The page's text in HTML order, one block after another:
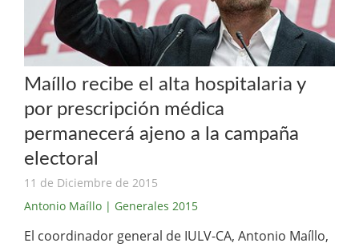
Maíllo recibe el alta hospitalaria y
por prescripción médica
permanecerá ajeno a la campaña
electoral
11 de Diciembre de 2015
Antonio Maíllo | Generales 2015
El coordinador general de IULV-CA, Antonio Maíllo,